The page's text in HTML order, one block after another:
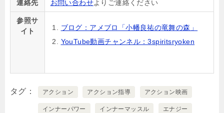
連絡先 お問い合わせよりご連絡ください
参照サ
イト
ブログ：アメブロ「小幡良祐の竜舞の森」
YouTube動画チャンネル：3spiritsryoken
タグ アクション アクション指導 アクション映画
インナーパワー インナーマッスル エナジー